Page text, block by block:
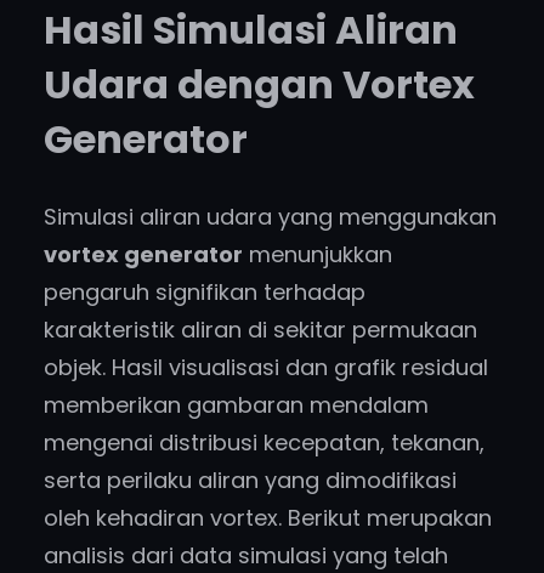
Hasil Simulasi Aliran
Udara dengan Vortex
Generator
Simulasi aliran udara yang menggunakan
vortex generator menunjukkan
pengaruh signifikan terhadap
karakteristik aliran di sekitar permukaan
objek. Hasil visualisasi dan grafik residual
memberikan gambaran mendalam
mengenai distribusi kecepatan, tekanan,
serta perilaku aliran yang dimodifikasi
oleh kehadiran vortex. Berikut merupakan
analisis dari data simulasi yang telah